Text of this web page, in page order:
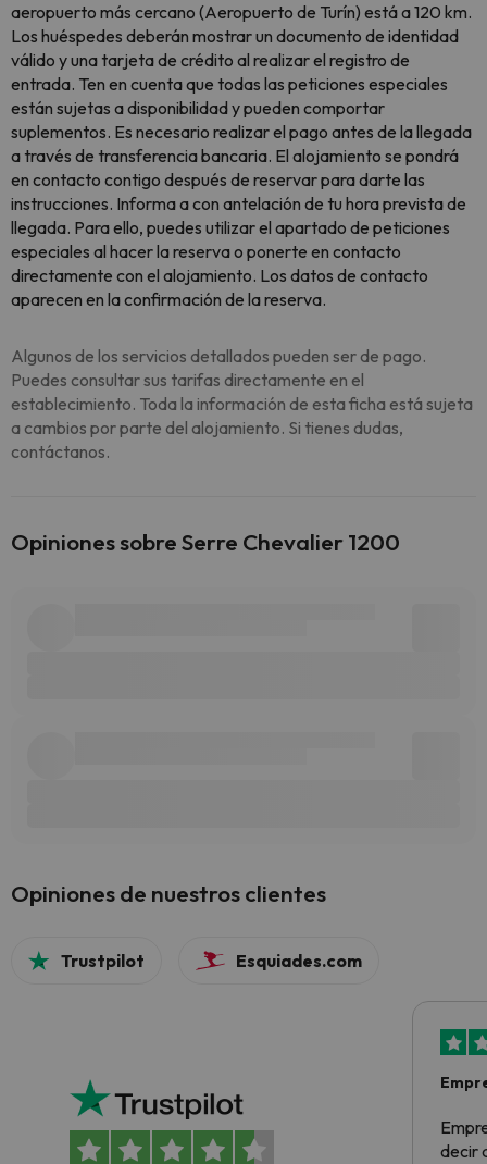
aeropuerto más cercano (Aeropuerto de Turín) está a 120 km.
Los huéspedes deberán mostrar un documento de identidad
válido y una tarjeta de crédito al realizar el registro de
entrada. Ten en cuenta que todas las peticiones especiales
están sujetas a disponibilidad y pueden comportar
suplementos. Es necesario realizar el pago antes de la llegada
a través de transferencia bancaria. El alojamiento se pondrá
en contacto contigo después de reservar para darte las
instrucciones. Informa a con antelación de tu hora prevista de
llegada. Para ello, puedes utilizar el apartado de peticiones
especiales al hacer la reserva o ponerte en contacto
directamente con el alojamiento. Los datos de contacto
aparecen en la confirmación de la reserva.
Algunos de los servicios detallados pueden ser de pago.
Puedes consultar sus tarifas directamente en el
establecimiento. Toda la información de esta ficha está sujeta
a cambios por parte del alojamiento. Si tienes dudas,
contáctanos.
Opiniones sobre Serre Chevalier 1200
Opiniones de nuestros clientes
Trustpilot Esquiades.com
decir